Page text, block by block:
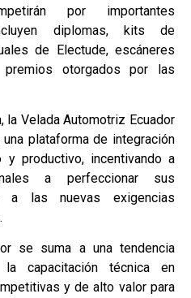
por importantes
diplomas, kits de
de Electude, escáneres
otorgados por las
la Velada Automotriz Ecuador
plataforma de integración
productivo, incentivando a
a perfeccionar sus
a las nuevas exigencias
se suma a una tendencia
capacitación técnica en
y de alto valor para